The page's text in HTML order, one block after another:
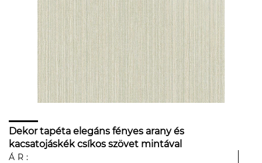
Dekor tapéta elegáns fényes arany és
kacsatojáskék csíkos szövet mintával
ÁR: